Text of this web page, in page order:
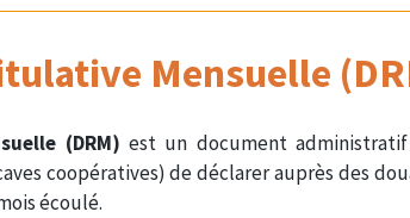
Mensuelle
(DRM) est un document
coopératives) de déclarer auprès des
écoulé.